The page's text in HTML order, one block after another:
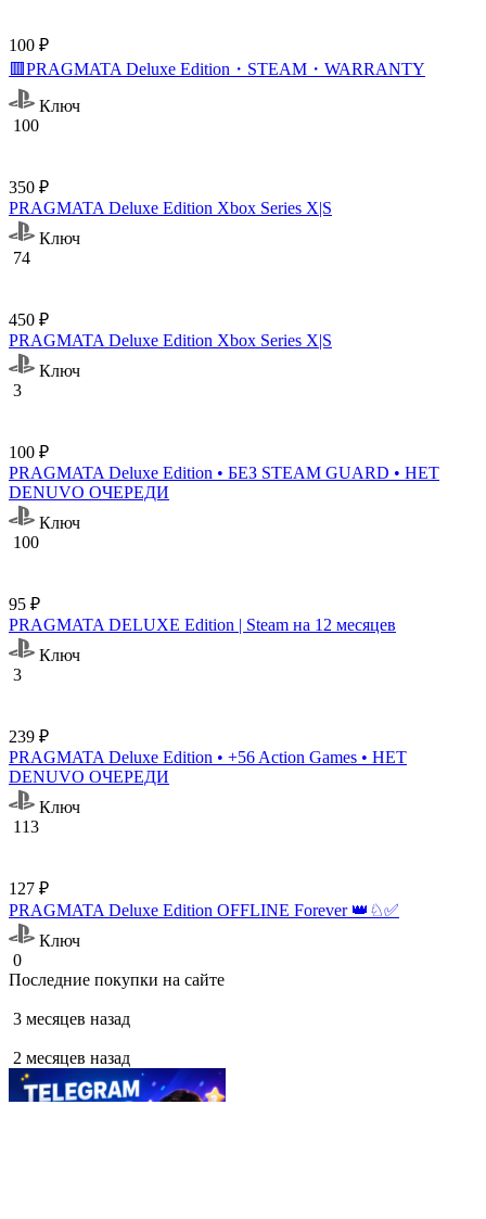
100 ₽
🟥PRAGMATA Deluxe Edition・STEAM・WARRANTY
Ключ
100
350 ₽
PRAGMATA Deluxe Edition Xbox Series X|S
Ключ
74
450 ₽
PRAGMATA Deluxe Edition Xbox Series X|S
Ключ
3
100 ₽
PRAGMATA Deluxe Edition • БЕЗ STEAM GUARD • НЕТ
DENUVO ОЧЕРЕДИ
Ключ
100
95 ₽
PRAGMATA DELUXE Edition | Steam на 12 месяцев
Ключ
3
239 ₽
PRAGMATA Deluxe Edition • +56 Action Games • НЕТ
DENUVO ОЧЕРЕДИ
Ключ
113
127 ₽
PRAGMATA Deluxe Edition OFFLINE Forever 👑♘✅
Ключ
0
Последние покупки на сайте
3 месяцев назад
2 месяцев назад